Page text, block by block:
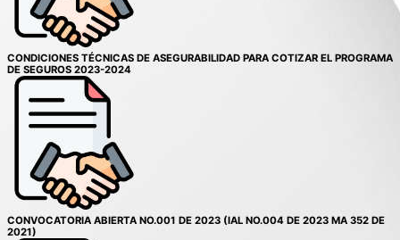
CONDICIONES TÉCNICAS DE ASEGURABILIDAD PARA COTIZAR EL PROGRAMA
DE SEGUROS 2023-2024
CONVOCATORIA ABIERTA NO.001 DE 2023 (IAL NO.004 DE 2023 MA 352 DE
2021)